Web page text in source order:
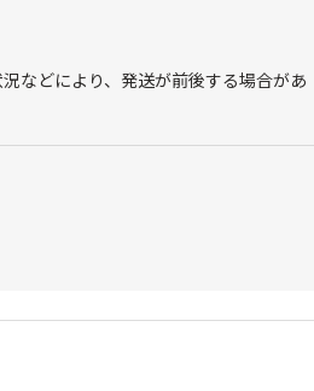
などにより、発送が前後する場合があ